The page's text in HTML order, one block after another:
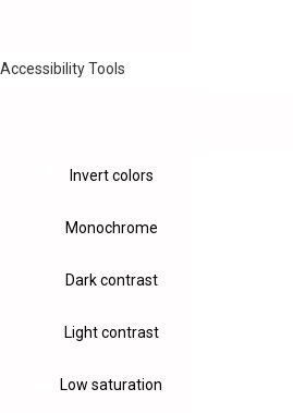
Accessibility Tools
Invert colors
Monochrome
Dark contrast
Light contrast
Low saturation